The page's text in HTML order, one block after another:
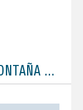
CB0038GR MANANTIAL MONTAÑA NEVADA.pdf